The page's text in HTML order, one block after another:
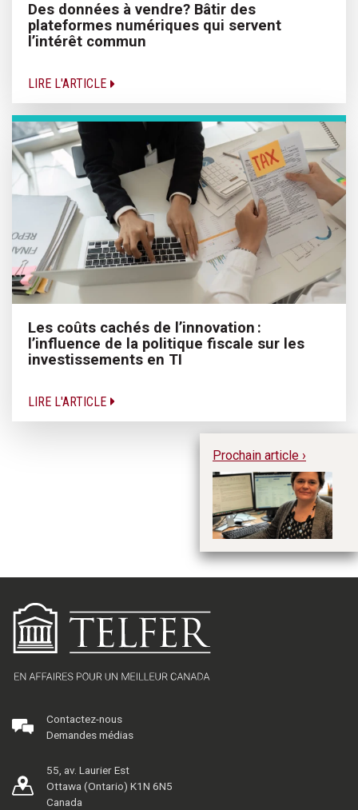
Des données à vendre? Bâtir des
plateformes numériques qui servent
l’intérêt commun
LIRE L'ARTICLE
Les coûts cachés de l’innovation :
l’influence de la politique fiscale sur les
investissements en TI
LIRE L'ARTICLE
Prochain article ›
Contactez-nous
Demandes médias
55, av. Laurier Est
Ottawa (Ontario) K1N 6N5
Canada